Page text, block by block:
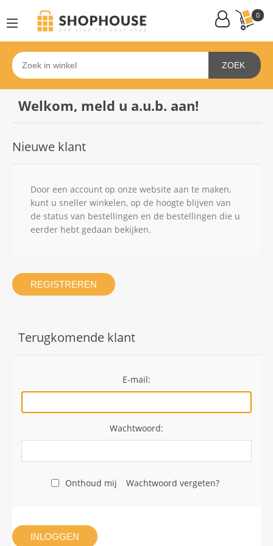
0
ZOEK
Welkom, meld u a.u.b. aan!
Nieuwe klant
Door een account op onze website aan te maken,
kunt u sneller winkelen, op de hoogte blijven van
de status van bestellingen en de bestellingen die u
eerder hebt gedaan bekijken.
REGISTREREN
Terugkomende klant
E-mail:
Wachtwoord:
Onthoud mij Wachtwoord vergeten?
INLOGGEN